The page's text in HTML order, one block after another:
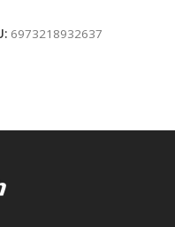
6973218932637